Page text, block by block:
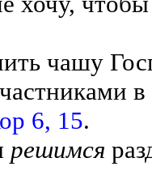
чашу
в
6, 15.
решимся